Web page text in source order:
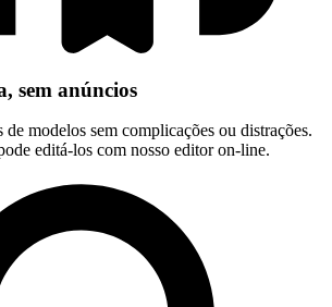
sem anúncios
modelos sem complicações ou distrações.
editá-los com nosso editor on-line.